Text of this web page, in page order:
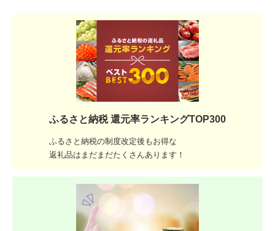
ふるさと納税 還元率ランキングTOP300
ふるさと納税の制度改定後もお得な
返礼品はまだまだたくさんあります！